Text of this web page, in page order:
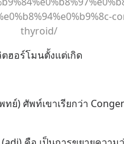
thyroid/
ฮอร์โมนตั้งแต่เกิด
ย์) ศัพท์เขาเรียกว่า